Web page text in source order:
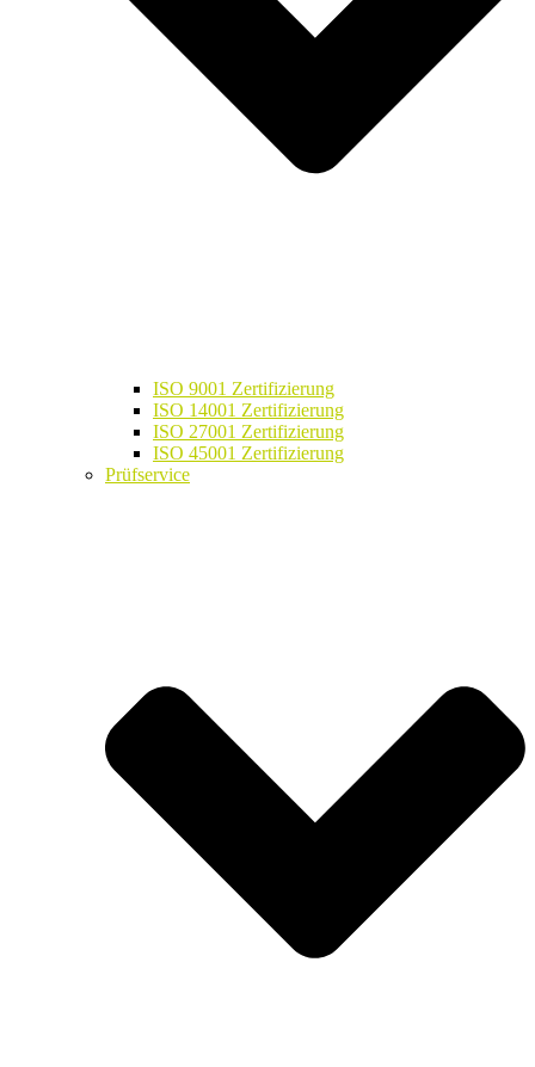
ISO 9001 Zertifizierung
ISO 14001 Zertifizierung
ISO 27001 Zertifizierung
ISO 45001 Zertifizierung
Prüfservice